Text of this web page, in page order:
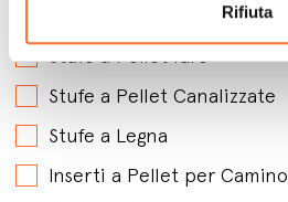
Rifiuta
Stufe a Pellet Ventilate
Stufe a Pellet Idro
Stufe a Pellet Canalizzate
Stufe a Legna
Inserti a Pellet per Camino